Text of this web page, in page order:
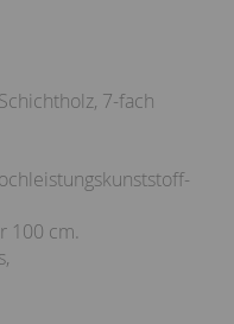
7-fach
100 cm.